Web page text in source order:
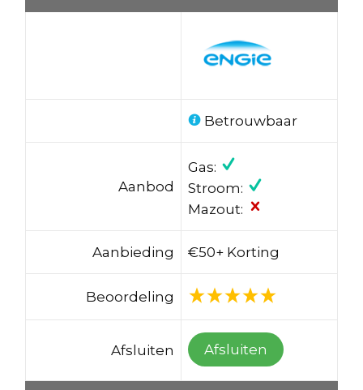
Betrouwbaar
Aanbod
Gas:
Stroom:
Mazout:
Aanbieding €50+ Korting
Beoordeling
Afsluiten Afsluiten